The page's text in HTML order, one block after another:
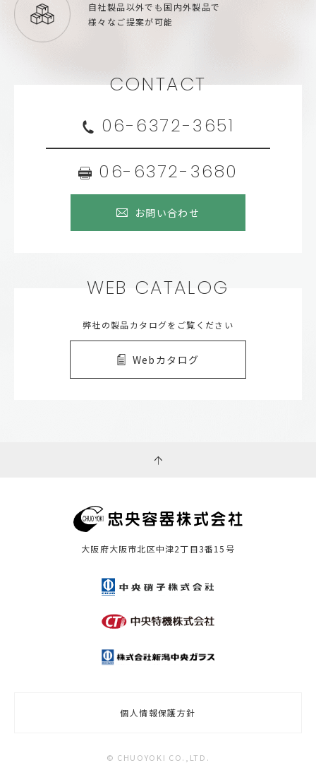
自社製品以外でも 国内外製品で
様々なご提案が可能
CONTACT
06-6372-3651
06-6372-3680
お問い合わせ
WEB CATALOG
弊社の製品カタログをご覧ください
Webカタログ
大阪府大阪市北区中津2丁目3番15号
個人情報保護方針
© CHUOYOKI CO.,LTD.